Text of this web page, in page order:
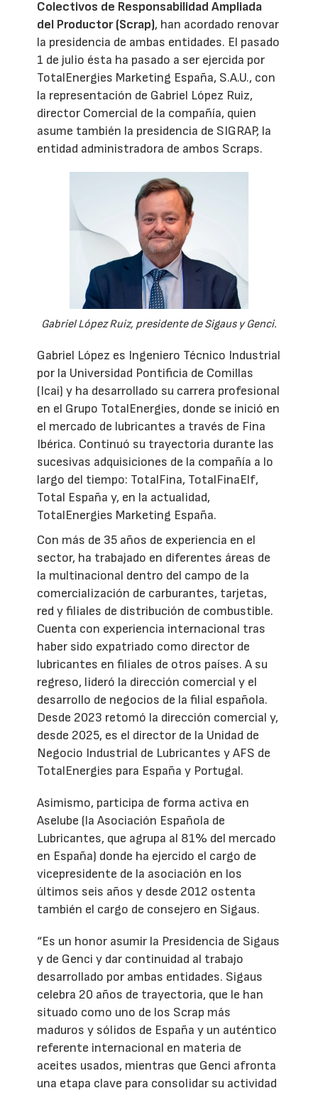
Colectivos de Responsabilidad Ampliada
del Productor (Scrap), han acordado renovar
la presidencia de ambas entidades. El pasado
1 de julio ésta ha pasado a ser ejercida por
TotalEnergies Marketing España, S.A.U., con
la representación de Gabriel López Ruiz,
director Comercial de la compañía, quien
asume también la presidencia de SIGRAP, la
entidad administradora de ambos Scraps.
Gabriel López Ruiz, presidente de Sigaus y Genci.
Gabriel López es Ingeniero Técnico Industrial
por la Universidad Pontificia de Comillas
(Icai) y ha desarrollado su carrera profesional
en el Grupo TotalEnergies, donde se inició en
el mercado de lubricantes a través de Fina
Ibérica. Continuó su trayectoria durante las
sucesivas adquisiciones de la compañía a lo
largo del tiempo: TotalFina, TotalFinaElf,
Total España y, en la actualidad,
TotalEnergies Marketing España.
Con más de 35 años de experiencia en el
sector, ha trabajado en diferentes áreas de
la multinacional dentro del campo de la
comercialización de carburantes, tarjetas,
red y filiales de distribución de combustible.
Cuenta con experiencia internacional tras
haber sido expatriado como director de
lubricantes en filiales de otros países. A su
regreso, lideró la dirección comercial y el
desarrollo de negocios de la filial española.
Desde 2023 retomó la dirección comercial y,
desde 2025, es el director de la Unidad de
Negocio Industrial de Lubricantes y AFS de
TotalEnergies para España y Portugal.
Asimismo, participa de forma activa en
Aselube (la Asociación Española de
Lubricantes, que agrupa al 81% del mercado
en España) donde ha ejercido el cargo de
vicepresidente de la asociación en los
últimos seis años y desde 2012 ostenta
también el cargo de consejero en Sigaus.
“Es un honor asumir la Presidencia de Sigaus
y de Genci y dar continuidad al trabajo
desarrollado por ambas entidades. Sigaus
celebra 20 años de trayectoria, que le han
situado como uno de los Scrap más
maduros y sólidos de España y un auténtico
referente internacional en materia de
aceites usados, mientras que Genci afronta
una etapa clave para consolidar su actividad